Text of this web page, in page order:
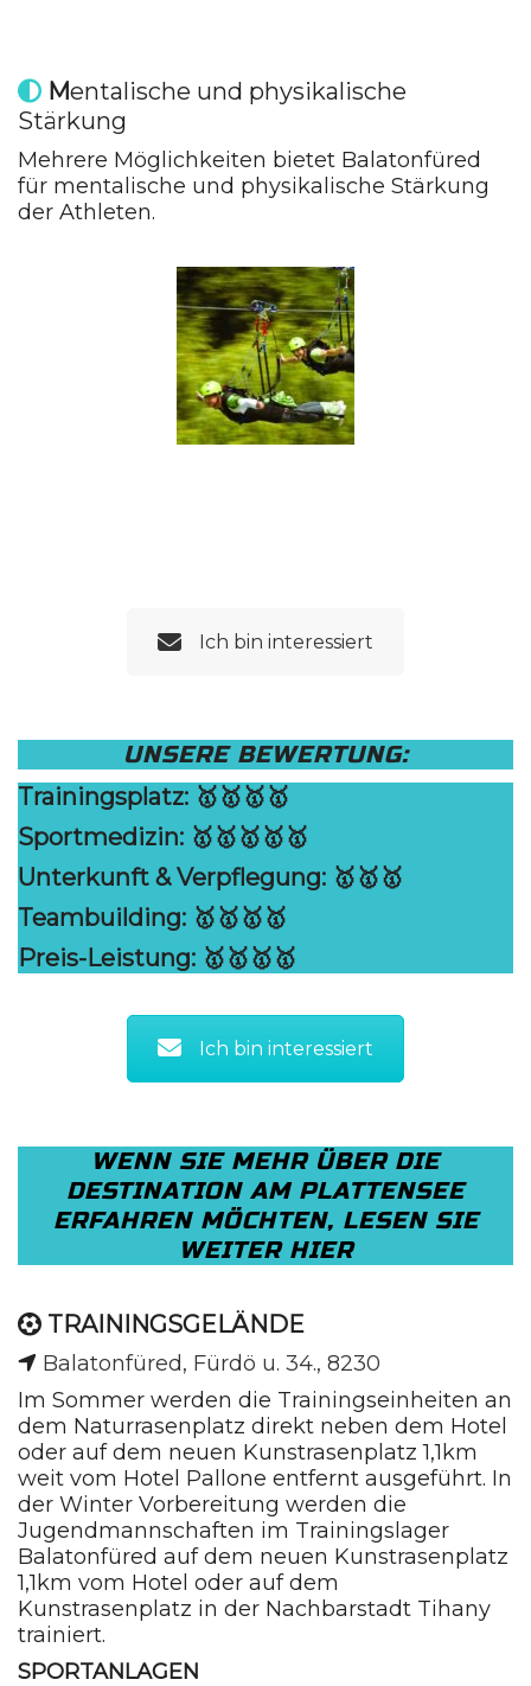
Mentalische und physikalische
Stärkung
Mehrere Möglichkeiten bietet Balatonfüred
für mentalische und physikalische Stärkung
der Athleten.
Ich bin interessiert
UNSERE BEWERTUNG:
Trainingsplatz: 🥇🥇🥇🥇
Sportmedizin: 🥇🥇🥇🥇🥇
Unterkunft & Verpflegung: 🥇🥇🥇
Teambuilding: 🥇🥇🥇🥇
Preis-Leistung: 🥇🥇🥇🥇
Ich bin interessiert
WENN SIE MEHR ÜBER DIE
DESTINATION AM PLATTENSEE
ERFAHREN MÖCHTEN, LESEN SIE
WEITER HIER
TRAININGS­GELÄNDE
Balatonfüred, Fürdö u. 34., 8230
Im Sommer werden die Trainingseinheiten an
dem Naturrasenplatz direkt neben dem Hotel
oder auf dem neuen Kunstrasenplatz 1,1km
weit vom Hotel Pallone entfernt ausgeführt. In
der Winter Vorbereitung werden die
Jugendmannschaften im Trainingslager
Balatonfüred auf dem neuen Kunstrasenplatz
1,1km vom Hotel oder auf dem
Kunstrasenplatz in der Nachbarstadt Tihany
trainiert.
SPORTANLAGEN